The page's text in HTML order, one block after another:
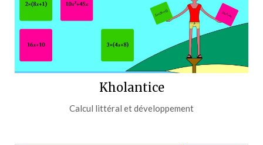
Kholantice
Calcul littéral et développement